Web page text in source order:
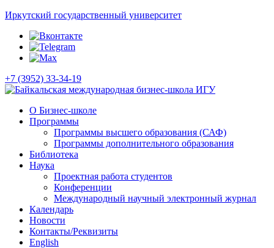
Иркутский государственный университет
+7 (3952) 33-34-19
О Бизнес-школе
Программы
Программы высшего образования (САФ)
Программы дополнительного образования
Библиотека
Наука
Проектная работа студентов
Конференции
Международный научный электронный журнал
Календарь
Новости
Контакты/Реквизиты
English